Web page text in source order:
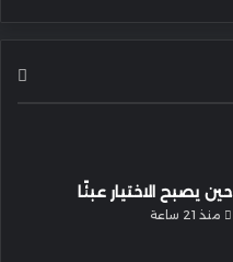
حين يصبح الاختيار عبئًا
منذ 21 ساعة